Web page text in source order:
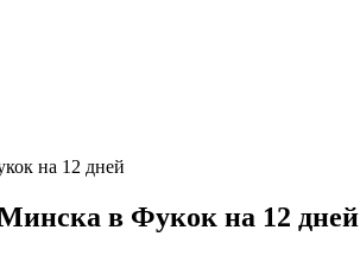
в Фукок на 12 дней